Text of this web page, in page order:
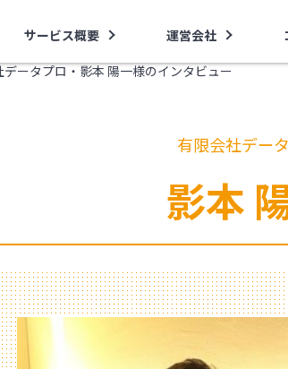
サービス概要 運営会社
ータプロ・ 影本 陽一様のインタビュー
有限会社デー
影本